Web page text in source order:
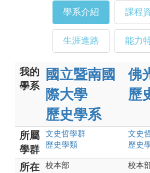
學系介紹 課程
生涯進路 能力
我的
學系
國立暨南國
際大學
歷史學系
佛
歷
所屬
學群
文史哲學群
歷史學類
文史
歷史
所在
校本部
校本